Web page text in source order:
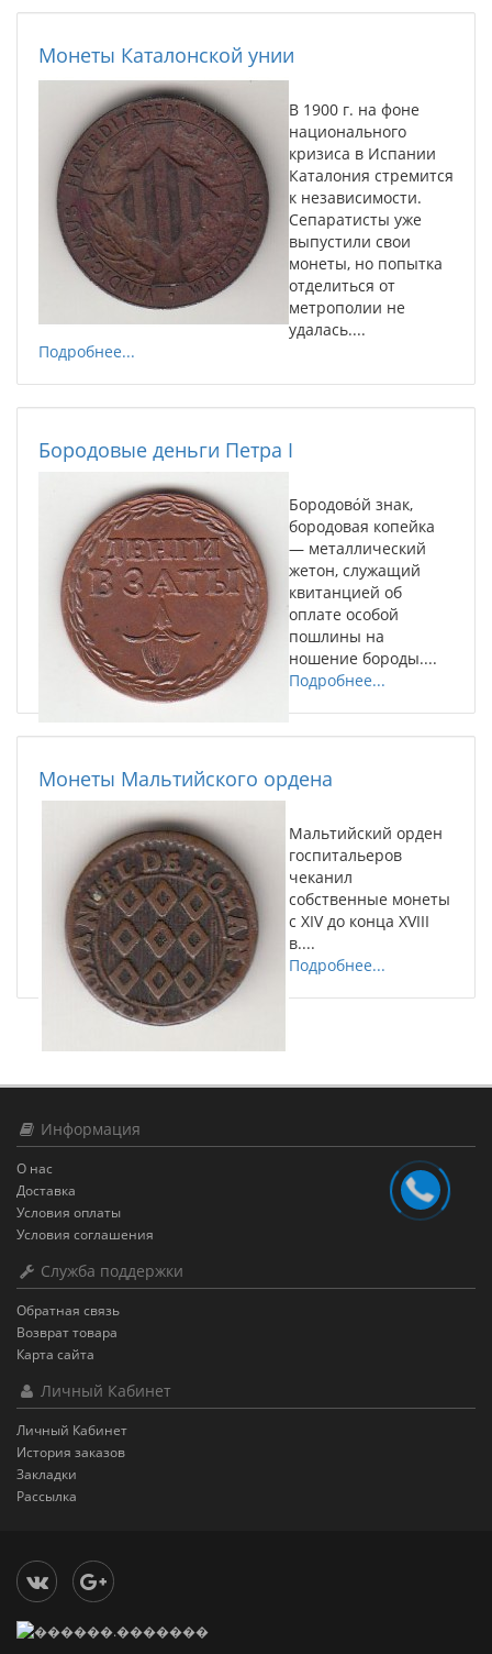
Монеты Каталонской унии
В 1900 г. на фоне
национального
кризиса в Испании
Каталония стремится
к независимости.
Сепаратисты уже
выпустили свои
монеты, но попытка
отделиться от
метрополии не
удалась....
Подробнее...
Бородовые деньги Петра I
Бородово́й знак,
бородовая копейка
— металлический
жетон, служащий
квитанцией об
оплате особой
пошлины на
ношение бороды....
Подробнее...
Монеты Мальтийского ордена
Мальтийский орден
госпитальеров
чеканил
собственные монеты
с XIV до конца XVIII
в....
Подробнее...
Информация
О нас
Доставка
Условия оплаты
Условия соглашения
Служба поддержки
Обратная связь
Возврат товара
Карта сайта
Личный Кабинет
Личный Кабинет
История заказов
Закладки
Рассылка